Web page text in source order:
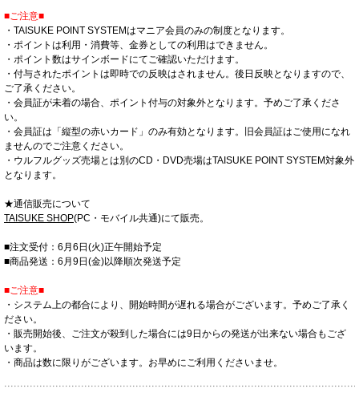
■ご注意■
・TAISUKE POINT SYSTEMはマニア会員のみの制度となります。
・ポイントは利用・消費等、金券としての利用はできません。
・ポイント数はサインボードにてご確認いただけます。
・付与されたポイントは即時での反映はされません。後日反映となりますので、
ご了承ください。
・会員証が未着の場合、ポイント付与の対象外となります。予めご了承くださ
い。
・会員証は「縦型の赤いカード」のみ有効となります。旧会員証はご使用になれ
ませんのでご注意ください。
・ウルフルグッズ売場とは別のCD・DVD売場はTAISUKE POINT SYSTEM対象外
となります。
★通信販売について
TAISUKE SHOP(PC・モバイル共通)にて販売。
■注文受付：6月6日(火)正午開始予定
■商品発送：6月9日(金)以降順次発送予定
■ご注意■
・システム上の都合により、開始時間が遅れる場合がございます。予めご了承く
ださい。
・販売開始後、ご注文が殺到した場合には9日からの発送が出来ない場合もござ
います。
・商品は数に限りがございます。お早めにご利用くださいませ。